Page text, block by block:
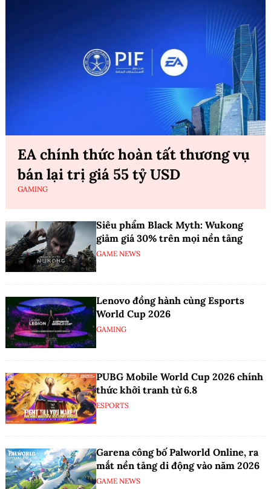
EA chính thức hoàn tất thương vụ
bán lại trị giá 55 tỷ USD
GAMING
Siêu phẩm Black Myth: Wukong
giảm giá 30% trên mọi nền tảng
GAME NEWS
Lenovo đồng hành cùng Esports
World Cup 2026
GAMING
PUBG Mobile World Cup 2026 chính
thức khởi tranh từ 6.8
ESPORTS
Garena công bố Palworld Online, ra
mắt nền tảng di động vào năm 2026
GAME NEWS